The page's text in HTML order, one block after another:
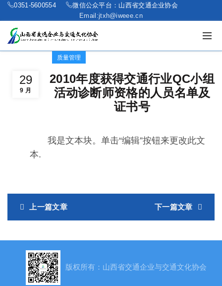
0351-5600554
微信公众平台：山西省交通企业协会
Email:jtxh@iweee.cn
29
9 月
质量管理
2010年度获得交通行业QC小组
活动诊断师资格的人员名单及
证书号
我是文本块。单击“编辑”按钮来更改此文
本.
上一篇文章 下一篇文章
版权所有：山西省交通企业与交通文化协会